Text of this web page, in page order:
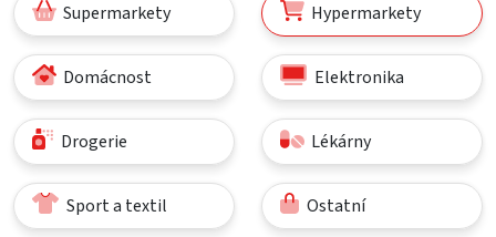
Supermarkety Hypermarkety
Domácnost Elektronika
Drogerie Lékárny
Sport a textil Ostatní